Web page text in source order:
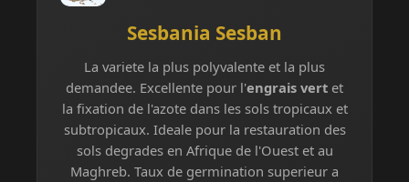
Sesbania Sesban
La variete la plus polyvalente et la plus
demandee. Excellente pour l'engrais vert et
la fixation de l'azote dans les sols tropicaux et
subtropicaux. Ideale pour la restauration des
sols degrades en Afrique de l'Ouest et au
Maghreb. Taux de germination superieur a